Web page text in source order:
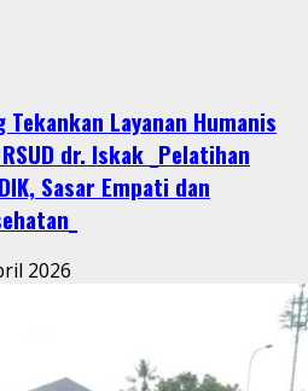
Layanan Humanis
dr. Iskak _Pelatihan
Sasar Empati dan
2026